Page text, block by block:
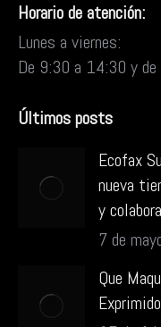
Horario de atención:
Lunes a viernes:
De 9:30 a 14:30 y
Últimos posts
Ecofax
nueva
y
7 de
Que